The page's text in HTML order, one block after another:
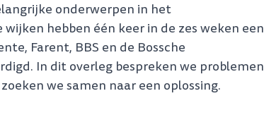
onderwerpen in het
hebben één keer in de zes weken een
Farent, BBS en de Bossche
In dit overleg bespreken we problemen
we samen naar een oplossing.